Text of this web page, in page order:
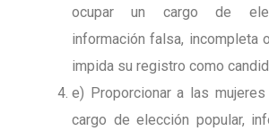
ocupar un cargo de
información falsa, incompleta
impida su registro como
e) Proporcionar a las mujeres
cargo de elección popular,